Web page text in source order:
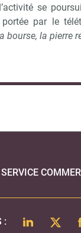
se
portée par le
bourse, la pierre
SERVICE
: LINKEDIN